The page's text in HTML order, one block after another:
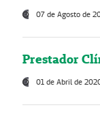
07 de Agosto de
Prestador
01 de Abril de